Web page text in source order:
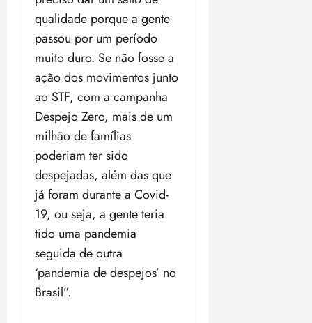
qualidade porque a gente
passou por um período
muito duro. Se não fosse a
ação dos movimentos junto
ao STF, com a campanha
Despejo Zero, mais de um
milhão de famílias
poderiam ter sido
despejadas, além das que
já foram durante a Covid-
19, ou seja, a gente teria
tido uma pandemia
seguida de outra
‘pandemia de despejos’ no
Brasil”.